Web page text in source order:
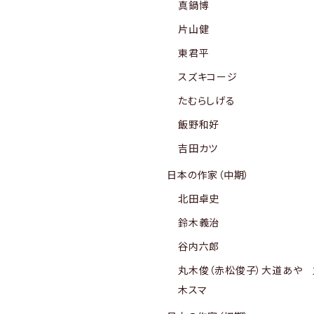
真鍋博
片山健
東君平
スズキコージ
たむらしげる
飯野和好
吉田カツ
日本の作家（中期）
北田卓史
鈴木義治
谷内六郎
丸木俊（赤松俊子）大道あや
木スマ